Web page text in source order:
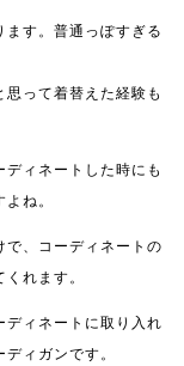
す。普通っぽすぎる
って着替えた経験も
ィネートした時にも
ね。
で、コーディネートの
れます。
ディネートに取り入れ
ィガンです。